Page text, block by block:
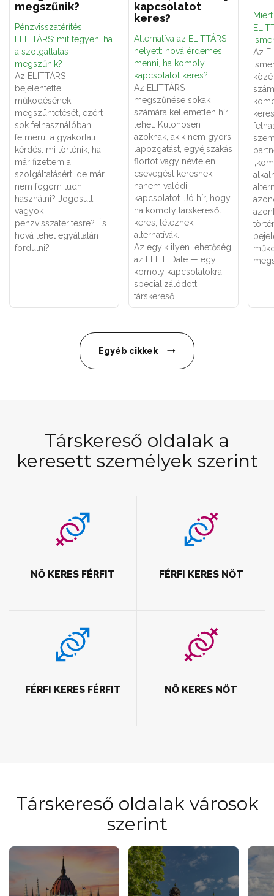
megszűnik?
Pénzvisszatérítés
ELITTÁRS: mit tegyen, ha
a szolgáltatás
megszűnik?
Az ELITTÁRS
bejelentette
működésének
megszüntetését, ezért
sok felhasználóban
felmerül a gyakorlati
kérdés: mi történik, ha
már fizettem a
szolgáltatásért, de már
nem fogom tudni
használni? Jogosult
vagyok
pénzvisszatérítésre? És
hová lehet egyáltalán
fordulni?
kapcsolatot
keres?
Alternatíva az ELITTÁRS
helyett: hová érdemes
menni, ha komoly
kapcsolatot keres?
Az ELITTÁRS
megszűnése sokak
számára kellemetlen hír
lehet. Különösen
azoknak, akik nem gyors
lapozgatást, egyéjszakás
flörtöt vagy névtelen
csevegést keresnek,
hanem valódi
kapcsolatot. Jó hír, hogy
ha komoly társkeresőt
keres, léteznek
alternatívák.
Az egyik ilyen lehetőség
az ELITE Date — egy
komoly kapcsolatokra
specializálódott
társkereső.
Az
Egyéb cikkek
Társkereső oldalak a
keresett személyek szerint
NŐ KERES FÉRFIT FÉRFI KERES NŐT
FÉRFI KERES FÉRFIT NŐ KERES NŐT
Társkereső oldalak városok
szerint